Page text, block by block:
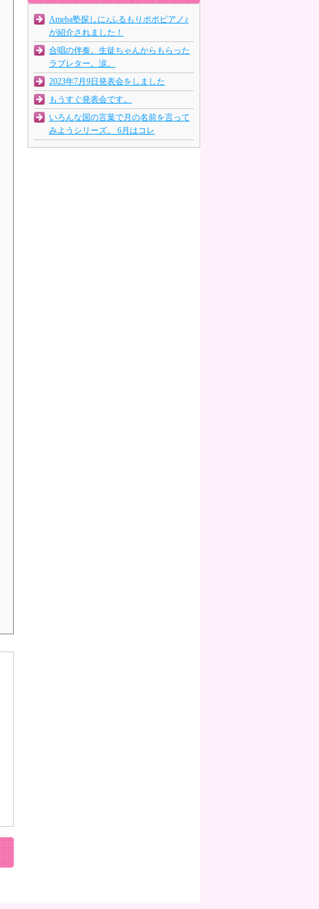
Ameba塾探しに♪ふるもりポポピアノ♪
が紹介されました！
合唱の伴奏。生徒ちゃんからもらった
ラブレター。涙。
2023年7月9日発表会をしました
もうすぐ発表会です。
いろんな国の言葉で月の名前を言って
みようシリーズ。 6月はコレ